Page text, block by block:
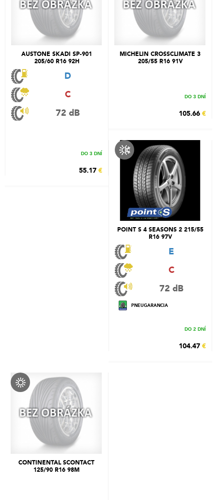
AUSTONE SKADI SP-901
205/60 R16 92H
D
C
72 dB
DO 3 DNÍ
55.17 €
MICHELIN CROSSCLIMATE 3
205/55 R16 91V
DO 3 DNÍ
105.66 €
POINT S 4 SEASONS 2 215/55
R16 97V
E
C
72 dB
PNEUGARANCIA
DO 2 DNÍ
104.47 €
CONTINENTAL SCONTACT
125/90 R16 98M